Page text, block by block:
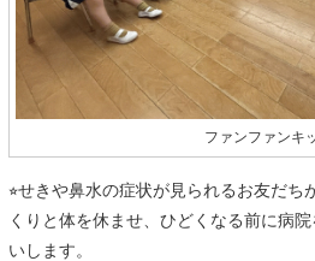
ファンファンキ
⭐︎せきや鼻水の症状が見られるお友だ
くりと体を休ませ、ひどくなる前に病
いします。